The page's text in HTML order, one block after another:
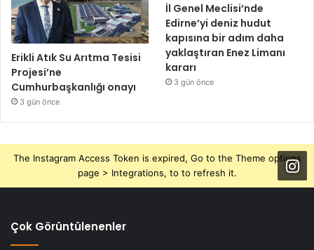
Erikli Atık Su Arıtma Tesisi
Projesi’ne
Cumhurbaşkanlığı onayı
3 gün önce
İl Genel Meclisi’nde
Edirne’yi deniz hudut
kapısına bir adım daha
yaklaştıran Enez Limanı
kararı
3 gün önce
The Instagram Access Token is expired, Go to the Theme options
page > Integrations, to to refresh it.
Çok Görüntülenenler